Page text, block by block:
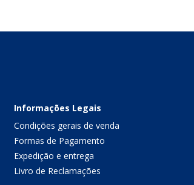
Informações Legais
Condições gerais de venda
Formas de Pagamento
Expedição e entrega
Livro de Reclamações